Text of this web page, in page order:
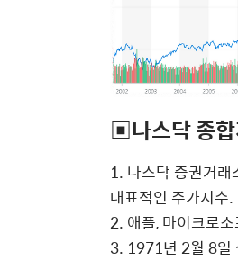
▣나스닥 종
1. 나스닥 증권거
대표적인 주가지수.
2. 애플, 마이크로
3. 1971년 2월 8일